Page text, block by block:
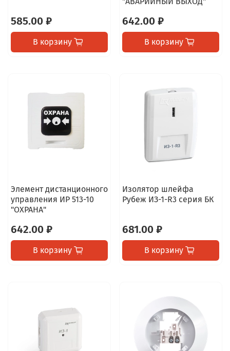
585.00 ₽
В корзину
642.00 ₽
В корзину
Элемент дистанционного
управления ИР 513-10
"ОХРАНА"
642.00 ₽
В корзину
Изолятор шлейфа
Рубеж ИЗ-1-R3 серия БК
681.00 ₽
В корзину